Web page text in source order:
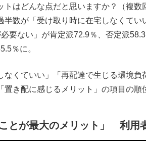
はどんな点だと思いますか？（複数
半数が「受け取り時に在宅しなくてい
要ない」が肯定派72.9％、否定派
％に。
くていい」「再配達で生じる環境負
置き配に感じるメリット」の項目の順
ことが最大のメリット」 利用